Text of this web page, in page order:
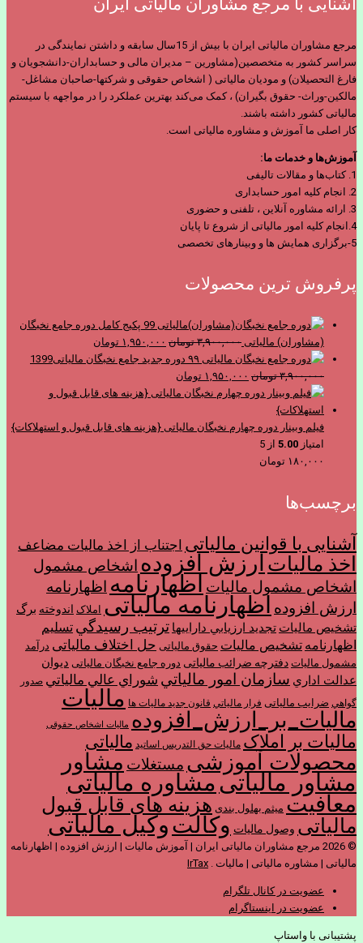
مرجع مشاوران مالیاتی ایران با بیش از 15سال سابقه و داشتن نمایندگی در
سراسر کشور به متخصصین(مشاورین – مدیران مالی و حسابداران-دانشجویان و
فارغ التحصیلان) و مودیان مالیاتی ( اشخاص حقوقی و شرکتها-صاحبان مشاغل-
مالکین-وراث- حقوق بگیران) ، کمک می‌کند بهترین عملکرد را در مواجهه با سیستم
مالیاتی کشور داشته باشند.
کار اصلی ما آموزش و مشاوره مالیاتی است.
آموزش‌ها و خدمات ما:
1. کتاب‌ها و مقالات تالیفی
2. انجام کلیه امور حسابداری
3. ارائه مشاوره آنلاین ، تلفنی و حضوری
4.انجام کلیه امور مالیاتی از شروع تا پایان
5-برگزاری همایش ها و وبینارهای تخصصی
پرفروش ترین محصولات
پکیج کامل دوره جامع نخبگان
(مشاوران) مالیاتی ۳,۹۰۰,۰۰۰ تومان قیمت
اصلی
بود.
۱,۹۵۰,۰۰۰ تومان
فعلی
است.
دوره جدید جامع نخبگان مالیاتی1399
۳,۹۰۰,۰۰۰ تومان قیمت
اصلی
بود.
۱,۹۵۰,۰۰۰ تومان
فعلی
است.
فیلم وبینار دوره چهارم نخبگان مالیاتی {هزینه های قابل قبول و استهلاکات}
امتیاز 5.00 از 5
۱۸۰,۰۰۰ تومان
برچسب‌ها
آشنایی با قوانین مالیاتی اجتناب از اخذ ماليات مضاعف
اخذ مالیات ارزش افزوده اشخاص مشمول
اشخاص مشمول ماليات اظهارنامه اظهارنامه
ارزش افزوده اظهارنامه مالیاتی املاک اندوخته برگ
تشخیص مالیات تجديد ارزيابي دارايي­ها ترتیب رسيدگي تسليم
اظهارنامه تشخیص مالیات حقوق مالیاتی حل اختلاف مالیاتی درآمد
مشمول ماليات دفترچه ضرائب مالیاتی دوره جامع نخبگان مالیاتی ديوان
عدالت اداري سازمان امور مالياتي شوراي عالي مالياتي صدور
گواهي ضرایب مالیاتی فرار مالياتي قانون جدید مالیات ها مالیات
مالیات_بر_ارزش_افزوده مالیات اشخاص حقوقی
مالیات بر املاک مالیات حق التدریس اساتید مالیاتی
محصولات آموزشی مستغلات مشاور
مشاور مالیاتیمشاوره مالیاتی
معافیت میثم بهلول بندی هزینه های قابل قبول
مالیاتی وصول مالیات وکالتوکیل مالیاتی
© 2026 مرجع مشاوران مالیاتی ایران | آموزش مالیات | ارزش افزوده | اظهارنامه
مالیاتی | مشاوره مالیاتی | مالیات . IrTax
عضویت در کانال تلگرام
عضویت در اینستاگرام
پشتیبانی با واستاپ